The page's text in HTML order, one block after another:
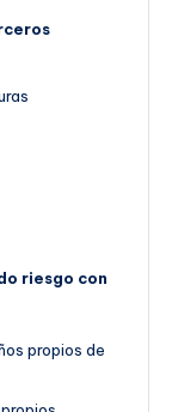
riesgo con
propios de